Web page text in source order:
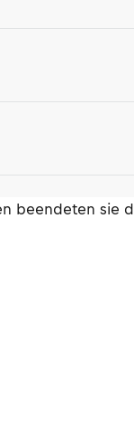
beendeten sie